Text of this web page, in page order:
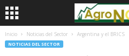
Inicio Noticias del Sector Argentina y el BRICS
NOTICIAS DEL SECTOR